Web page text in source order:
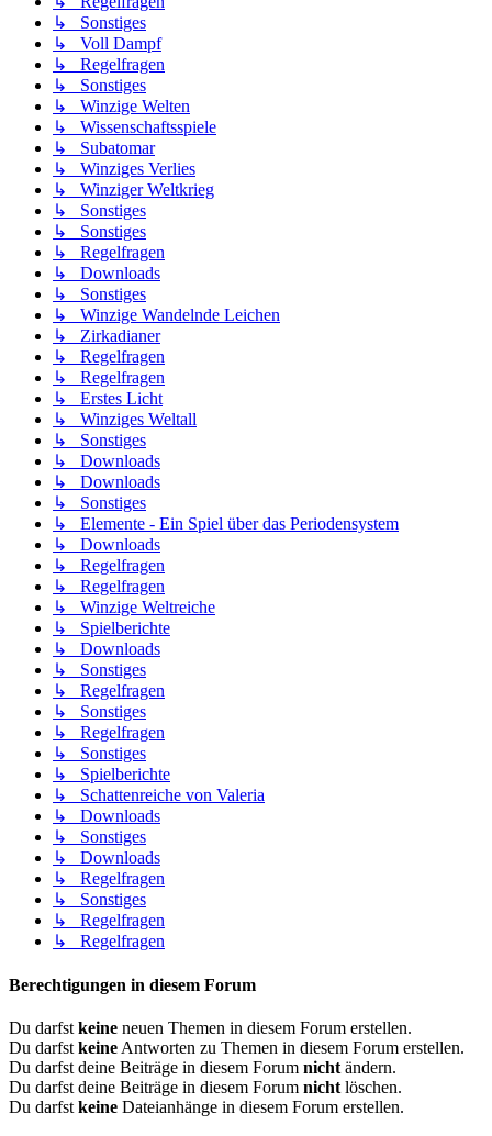
↳ Sonstiges
↳ Voll Dampf
↳ Regelfragen
↳ Sonstiges
↳ Winzige Welten
↳ Wissenschaftsspiele
↳ Subatomar
↳ Winziges Verlies
↳ Winziger Weltkrieg
↳ Sonstiges
↳ Sonstiges
↳ Regelfragen
↳ Downloads
↳ Sonstiges
↳ Winzige Wandelnde Leichen
↳ Zirkadianer
↳ Regelfragen
↳ Regelfragen
↳ Erstes Licht
↳ Winziges Weltall
↳ Sonstiges
↳ Downloads
↳ Downloads
↳ Sonstiges
↳ Elemente - Ein Spiel über das Periodensystem
↳ Downloads
↳ Regelfragen
↳ Regelfragen
↳ Winzige Weltreiche
↳ Spielberichte
↳ Downloads
↳ Sonstiges
↳ Regelfragen
↳ Sonstiges
↳ Regelfragen
↳ Sonstiges
↳ Spielberichte
↳ Schattenreiche von Valeria
↳ Downloads
↳ Sonstiges
↳ Downloads
↳ Regelfragen
↳ Sonstiges
↳ Regelfragen
↳ Regelfragen
Berechtigungen in diesem Forum
Du darfst keine neuen Themen in diesem Forum erstellen.
Du darfst keine Antworten zu Themen in diesem Forum erstellen.
Du darfst deine Beiträge in diesem Forum nicht ändern.
Du darfst deine Beiträge in diesem Forum nicht löschen.
Du darfst keine Dateianhänge in diesem Forum erstellen.